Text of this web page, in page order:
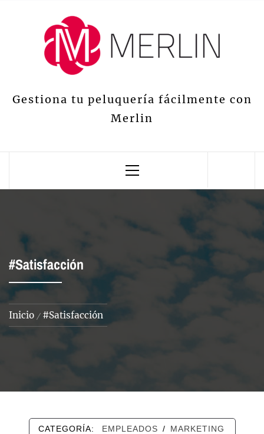
contenido
Gestiona tu peluquería fácilmente con
Merlin
principal
#Satisfacción
Inicio #Satisfacción
CATEGORÍA: EMPLEADOS / MARKETING